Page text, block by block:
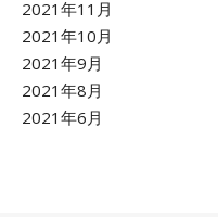
2021年11月
2021年10月
2021年9月
2021年8月
2021年6月